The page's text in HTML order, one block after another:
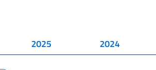
2025 2024